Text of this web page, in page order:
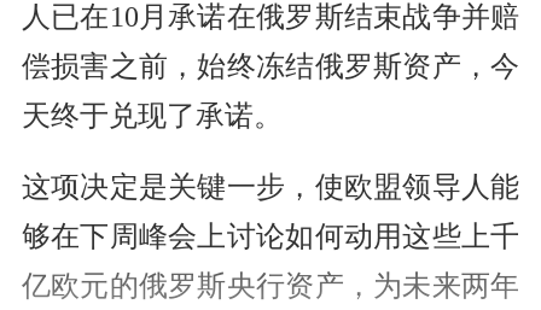
人已在10月承诺在俄罗斯结束战争并赔
偿损害之前，始终冻结俄罗斯资产，今
天终于兑现了承诺。
这项决定是关键一步，使欧盟领导人能
够在下周峰会上讨论如何动用这些上千
亿欧元的俄罗斯央行资产，为未来两年